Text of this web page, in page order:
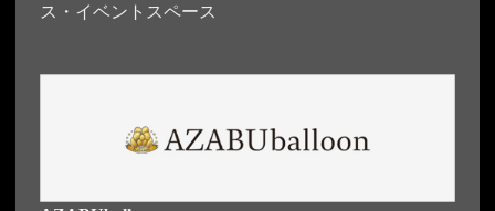
ス・イベントスペース